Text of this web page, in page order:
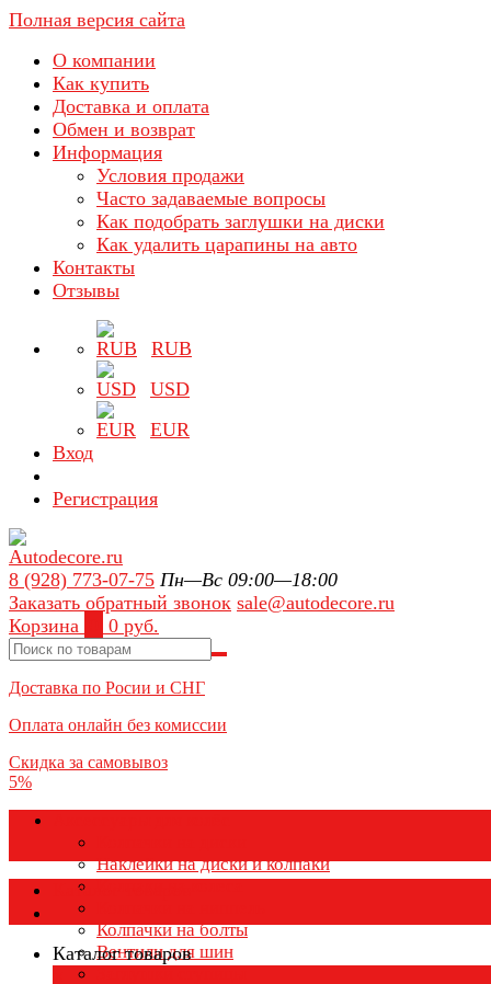
Полная версия сайта
О компании
Как купить
Доставка и оплата
Обмен и возврат
Информация
Условия продажи
Часто задаваемые вопросы
Как подобрать заглушки на диски
Как удалить царапины на авто
Контакты
Отзывы
RUB
USD
EUR
Вход
Регистрация
8 (928) 773-07-75 Пн—Вс 09:00—18:00
Заказать обратный звонок sale@autodecore.ru
Корзина
0 руб.
Доставка по Росии и СНГ
Оплата онлайн без комиссии
Скидка за самовывоз
5%
Наклейки на диски и колпаки
Колпаки на колеса
Колпачки на болты
Вентили для шин
Каталог товаров
Каталог товаров